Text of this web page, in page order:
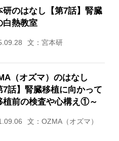
研のはなし【第7話】腎臓
白熱教室
文：宮本研
（オズマ）のはなし
7話】腎臓移植に向かって
植前の検査や心構え①～
文：OZMA（オズマ）